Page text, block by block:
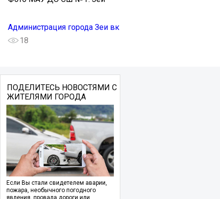
Администрация города Зеи вк
18
ПОДЕЛИТЕСЬ НОВОСТЯМИ С
ЖИТЕЛЯМИ ГОРОДА
Если Вы стали свидетелем аварии,
пожара, необычного погодного
явления, провала дороги или